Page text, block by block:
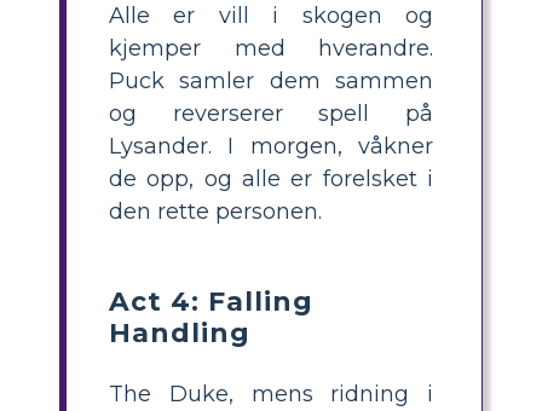
Alle er vill i skogen og
kjemper med hverandre.
Puck samler dem sammen
og reverserer spell på
Lysander. I morgen, våkner
de opp, og alle er forelsket i
den rette personen.
Act 4: Falling
Handling
The Duke, mens ridning i